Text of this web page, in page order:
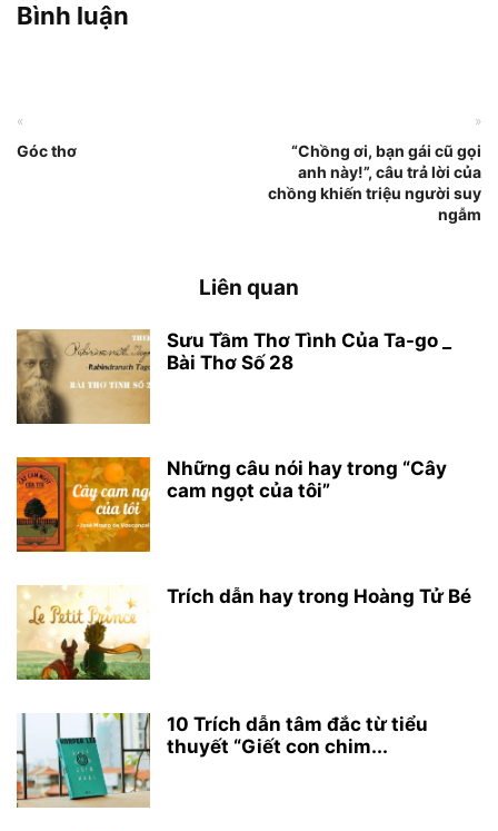
Bình luận
«
Góc thơ
»
“Chồng ơi, bạn gái cũ gọi
anh này!”, câu trả lời của
chồng khiến triệu người suy
ngẫm
Liên quan
Sưu Tầm Thơ Tình Của Ta-go _
Bài Thơ Số 28
Những câu nói hay trong “Cây
cam ngọt của tôi”
Trích dẫn hay trong Hoàng Tử Bé
10 Trích dẫn tâm đắc từ tiểu
thuyết “Giết con chim...